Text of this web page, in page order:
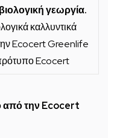
γεωργία.
καλλυντικά
Ecocert Greenlife
Ecocert
από την Ecocert